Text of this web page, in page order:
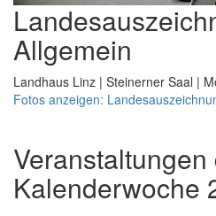
Allgemein
Landhaus Linz | Steinerner Saal |
Fotos anzeigen:
Veranstaltungen
Kalenderwoche